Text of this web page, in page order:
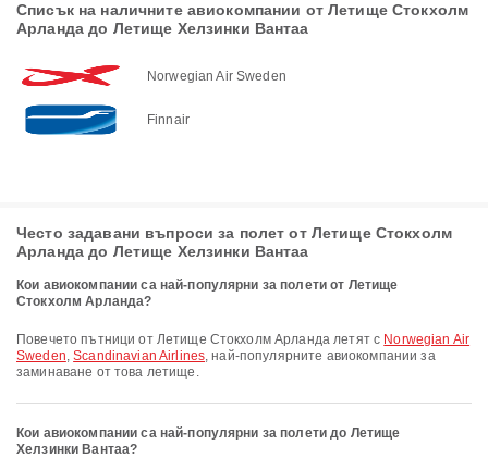
Списък на наличните авиокомпании от Летище Стокхолм
Арланда до Летище Хелзинки Вантаа
Norwegian Air Sweden
Finnair
Често задавани въпроси за полет от Летище Стокхолм
Арланда до Летище Хелзинки Вантаа
Кои авиокомпании са най-популярни за полети от Летище
Стокхолм Арланда?
Повечето пътници от Летище Стокхолм Арланда летят с Norwegian Air
Sweden,Scandinavian Airlines, най-популярните авиокомпании за
заминаване от това летище.
Кои авиокомпании са най-популярни за полети до Летище
Хелзинки Вантаа?